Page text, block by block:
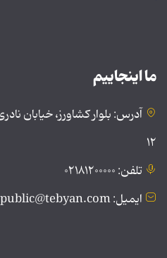
ما اینجاییم
آدرس: بلوار کشاورز، خیابان
۱۲
تلفن: ۰۲۱۸۱۲۰۰۰۰۰
ایمیل: public@tebyan.com